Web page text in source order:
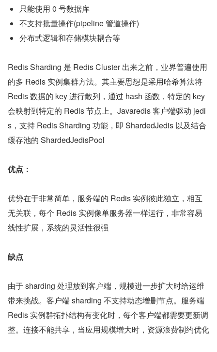
只能使用 0 号数据库
不支持批量操作(pipeline 管道操作)
分布式逻辑和存储模块耦合等
Redis Sharding 是 Redis Cluster 出来之前，业界普遍使用
的多 Redis 实例集群方法。其主要思想是采用哈希算法将
Redis 数据的 key 进行散列，通过 hash 函数，特定的 key
会映射到特定的 Redis 节点上。Javaredis 客户端驱动 jedi
s，支持 Redis Sharding 功能，即 ShardedJedis 以及结合
缓存池的 ShardedJedisPool
优点：
优势在于非常简单，服务端的 Redis 实例彼此独立，相互
无关联，每个 Redis 实例像单服务器一样运行，非常容易
线性扩展，系统的灵活性很强
缺点
由于 sharding 处理放到客户端，规模进一步扩大时给运维
带来挑战。客户端 sharding 不支持动态增删节点。服务端
Redis 实例群拓扑结构有变化时，每个客户端都需要更新调
整。连接不能共享，当应用规模增大时，资源浪费制约优化